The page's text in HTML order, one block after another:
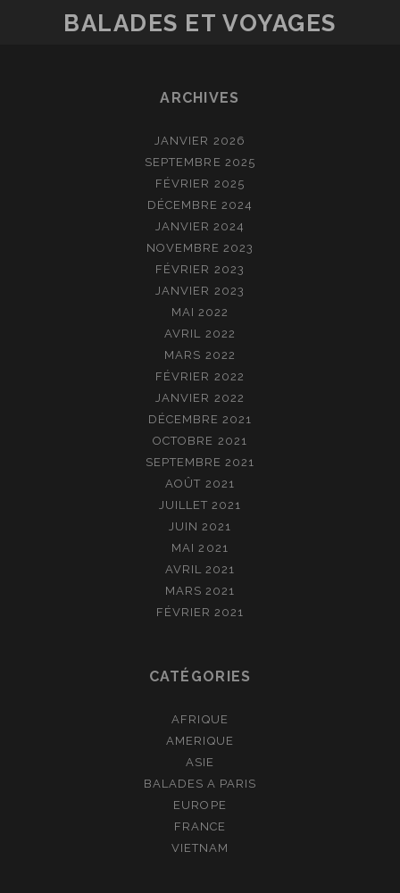
L’ARRIÈRE
BALADES ET VOYAGES
ARCHIVES
JANVIER 2026
SEPTEMBRE 2025
FÉVRIER 2025
DÉCEMBRE 2024
JANVIER 2024
NOVEMBRE 2023
FÉVRIER 2023
JANVIER 2023
MAI 2022
AVRIL 2022
MARS 2022
FÉVRIER 2022
JANVIER 2022
DÉCEMBRE 2021
OCTOBRE 2021
SEPTEMBRE 2021
AOÛT 2021
JUILLET 2021
JUIN 2021
MAI 2021
AVRIL 2021
MARS 2021
FÉVRIER 2021
CATÉGORIES
AFRIQUE
AMERIQUE
ASIE
BALADES A PARIS
EUROPE
FRANCE
VIETNAM